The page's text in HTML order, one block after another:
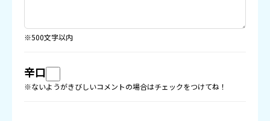
※500文字以内
辛口
※ないようがきびしいコメントの場合はチェックをつけてね！